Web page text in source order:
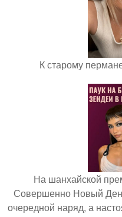
К старому
На шанхайской
Совершенно Новый
очередной наряд, а